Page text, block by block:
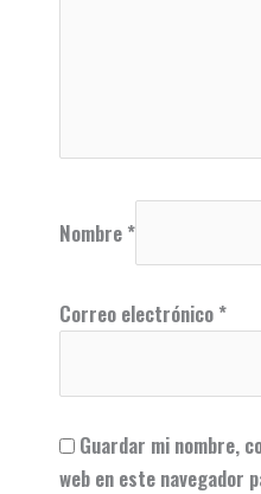
Nombre *
Correo electrónico *
Guardar mi nombre,
web en este navegador